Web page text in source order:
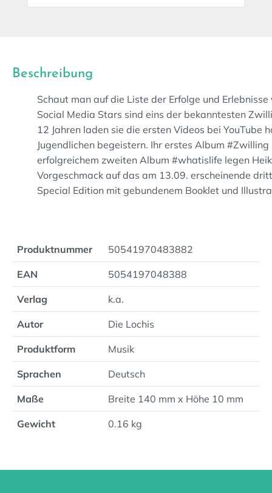
Beschreibung
Schaut man auf die Liste der Erfolge und
Social Media Stars sind eins der bekanntesten
12 Jahren laden sie die ersten Videos bei
Jugendlichen begeistern. Ihr erstes Album
erfolgreichem zweiten Album #whatislife legen
Vorgeschmack auf das am 13.09. erscheinende
Special Edition mit gebundenem Booklet und
Produktnummer 50541970483882
EAN 5054197048388
Verlag k.a.
Autor Die Lochis
Produktform Musik
Sprachen Deutsch
Maße Breite 140 mm x Höhe 10 mm
Gewicht 0.16 kg